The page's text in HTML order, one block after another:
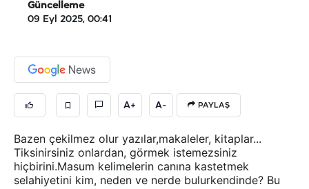
Güncelleme
09 Eyl 2025, 00:41
A+ A- PAYLAŞ
Bazen çekilmez olur yazılar,makaleler, kitaplar...
Tiksinirsiniz onlardan, görmek istemezsiniz
hiçbirini.Masum kelimelerin canına kastetmek
selahiyetini kim, neden ve nerde bulurkendinde? Bu